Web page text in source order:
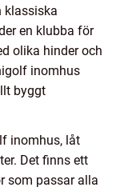
klassiska
en klubba för
olika hinder och
inomhus
byggt
inomhus, låt
Det finns ett
som passar alla